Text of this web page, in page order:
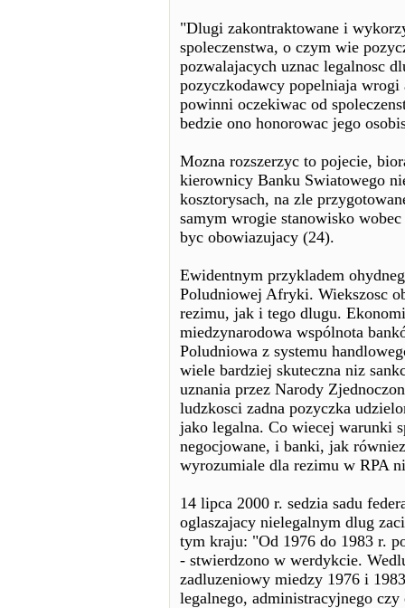
"Dlugi zakontraktowane i
spoleczenstwa, o czym wie
pozwalajacych uznac legalnosc
pozyczkodawcy popelniaja wrogi
powinni oczekiwac od
bedzie ono honorowac jego
Mozna rozszerzyc to pojecie,
kierownicy Banku Swiatowego
kosztorysach, na zle
samym wrogie stanowisko
byc obowiazujacy (24).
Ewidentnym przykladem
Poludniowej Afryki. Wiekszosc
rezimu, jak i tego dlugu.
miedzynarodowa wspólnota
Poludniowa z systemu
wiele bardziej skuteczna niz
uznania przez Narody
ludzkosci zadna pozyczka
jako legalna. Co wiecej warunki
negocjowane, i banki, jak
wyrozumiale dla rezimu w RPA
14 lipca 2000 r. sedzia sadu
oglaszajacy nielegalnym dlug
tym kraju: "Od 1976 do 1983 r.
- stwierdzono w werdykcie.
zadluzeniowy miedzy 1976 i
legalnego, administracyjnego